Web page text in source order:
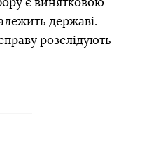
є винятковою
державі.
розслідують